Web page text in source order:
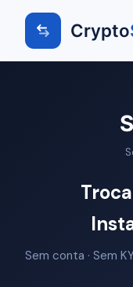
Crypto
Sem conta · Sem